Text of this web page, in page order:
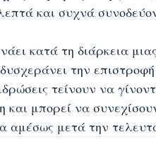
και συχνά
κατά τη διάρκεια
την
τείνουν να
και μπορεί να
αμέσως μετά την